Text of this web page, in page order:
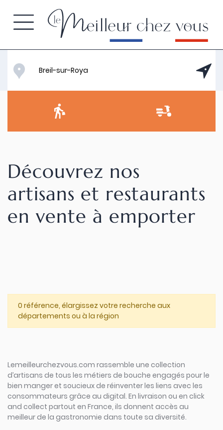
Découvrez nos
artisans et restaurants
en vente à emporter
0 référence, élargissez votre recherche aux
départements ou à la région
Lemeilleurchezvous.com rassemble une collection
d’artisans de tous les métiers de bouche engagés pour le
bien manger et soucieux de réinventer les liens avec les
consommateurs grâce au digital. En livraison ou en click
and collect partout en France, ils donnent accès au
meilleur de la gastronomie dans toute sa diversité.